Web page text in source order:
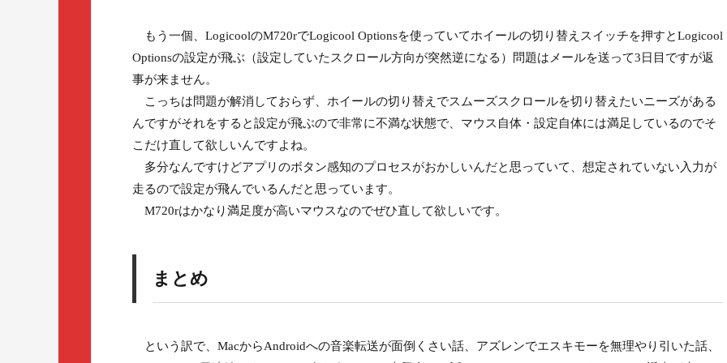
もう一個、LogicoolのM720rでLogicool Optionsを使っていてホイールの切り替えスイッチを押すとLogicool
Optionsの設定が飛ぶ（設定していたスクロール方向が突然逆になる）問題はメールを送って3日目ですが返
事が来ません。
こっちは問題が解消しておらず、ホイールの切り替えでスムーズスクロールを切り替えたいニーズがある
んですがそれをすると設定が飛ぶので非常に不満な状態で、マウス自体・設定自体には満足しているのでそ
こだけ直して欲しいんですよね。
多分なんですけどアプリのボタン感知のプロセスがおかしいんだと思っていて、想定されていない入力が
走るので設定が飛んでいるんだと思っています。
M720rはかなり満足度が高いマウスなのでぜひ直して欲しいです。
まとめ
という訳で、MacからAndroidへの音楽転送が面倒くさい話、アズレンでエスキモーを無理やり引いた話、